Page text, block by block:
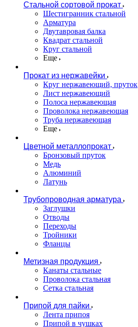
Стальной сортовой прокат
Шестигранник стальной
Арматура
Двутавровая балка
Квадрат стальной
Круг стальной
Еще
Прокат из нержавейки
Круг нержавеющий, пруток
Лист нержавеющий
Полоса нержавеющая
Проволока нержавеющая
Труба нержавеющая
Еще
Цветной металлопрокат
Бронзовый пруток
Медь
Алюминий
Латунь
Трубопроводная арматура
Заглушки
Отводы
Переходы
Тройники
Фланцы
Метизная продукция
Канаты стальные
Проволока стальная
Сетка стальная
Припой для пайки
Лента припоя
Припой в чушках